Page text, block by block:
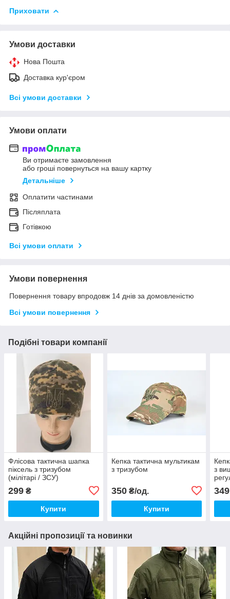
Приховати
Умови доставки
Нова Пошта
Доставка кур'єром
Всі умови доставки
Умови оплати
Ви отримаєте замовлення
або гроші повернуться на вашу картку
Детальніше
Оплатити частинами
Післяплата
Готівкою
Всі умови оплати
Умови повернення
Повернення товару впродовж 14 днів за домовленістю
Всі умови повернення
Подібні товари компанії
Флісова тактична шапка
піксель з тризубом
(мілітарі / ЗСУ)
299 ₴
Купити
Кепка тактична мультикам
з тризубом
350₴/од.
Купити
з
349
Акційні пропозиції та новинки